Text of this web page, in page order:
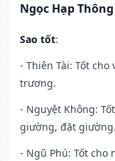
Ngọc Hạp
Sao tốt:
- Thiên Tài: Tốt
trương.
- Nguyệt Không:
giường, đặt giường.
- Ngũ Phú: Tốt cho